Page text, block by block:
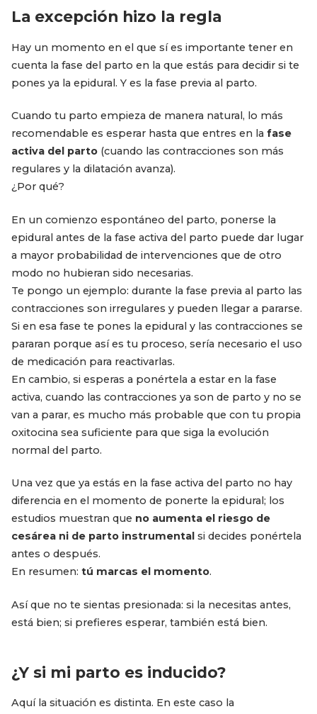
La excepción hizo la regla
Hay un momento en el que sí es importante tener en
cuenta la fase del parto en la que estás para decidir si te
pones ya la epidural. Y es la fase previa al parto.
Cuando tu parto empieza de manera natural, lo más
recomendable es esperar hasta que entres en la fase
activa del parto (cuando las contracciones son más
regulares y la dilatación avanza).
¿Por qué?
En un comienzo espontáneo del parto, ponerse la
epidural antes de la fase activa del parto puede dar lugar
a mayor probabilidad de intervenciones que de otro
modo no hubieran sido necesarias.
Te pongo un ejemplo: durante la fase previa al parto las
contracciones son irregulares y pueden llegar a pararse.
Si en esa fase te pones la epidural y las contracciones se
pararan porque así es tu proceso, sería necesario el uso
de medicación para reactivarlas.
En cambio, si esperas a ponértela a estar en la fase
activa, cuando las contracciones ya son de parto y no se
van a parar, es mucho más probable que con tu propia
oxitocina sea suficiente para que siga la evolución
normal del parto.
Una vez que ya estás en la fase activa del parto no hay
diferencia en el momento de ponerte la epidural; los
estudios muestran que no aumenta el riesgo de
cesárea ni de parto instrumental si decides ponértela
antes o después.
En resumen: tú marcas el momento.
Así que no te sientas presionada: si la necesitas antes,
está bien; si prefieres esperar, también está bien.
¿Y si mi parto es inducido?
Aquí la situación es distinta. En este caso la